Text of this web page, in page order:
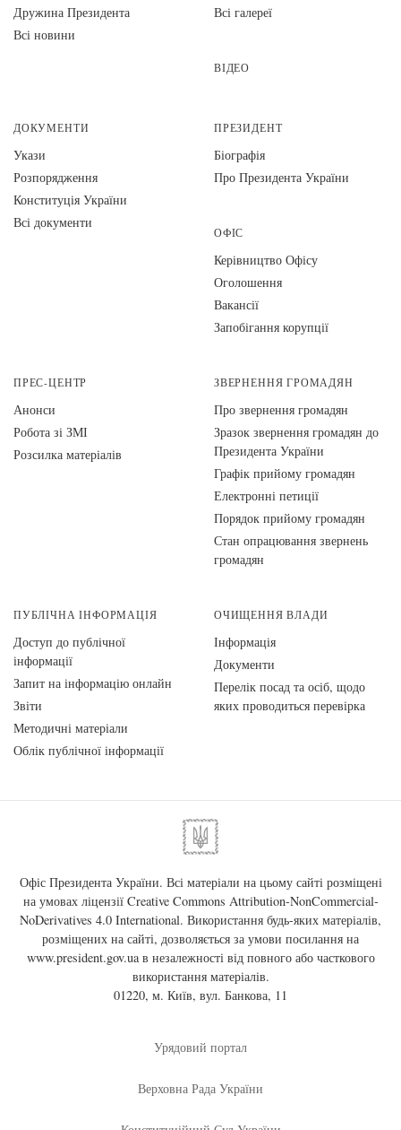
Дружина Президента
Всі новини
Всі галереї
ВІДЕО
ДОКУМЕНТИ
Укази
Розпорядження
Конституція України
Всі документи
ПРЕЗИДЕНТ
Біографія
Про Президента України
ОФІС
Керівництво Офісу
Оголошення
Вакансії
Запобігання корупції
ПРЕС-ЦЕНТР
Анонси
Робота зі ЗМІ
Розсилка матеріалів
ЗВЕРНЕННЯ ГРОМАДЯН
Про звернення громадян
Зразок звернення громадян до
Президента України
Графік прийому громадян
Електронні петиції
Порядок прийому громадян
Стан опрацювання звернень
громадян
ПУБЛІЧНА ІНФОРМАЦІЯ
Доступ до публічної
інформації
Запит на інформацію онлайн
Звіти
Методичні матеріали
Облік публічної інформації
ОЧИЩЕННЯ ВЛАДИ
Інформація
Документи
Перелік посад та осіб, щодо
яких проводиться перевірка
Офіс Президента України. Всі матеріали на цьому сайті розміщені
на умовах ліцензії Creative Commons Attribution-NonCommercial-
NoDerivatives 4.0 International. Використання будь-яких матеріалів,
розміщених на сайті, дозволяється за умови посилання на
www.president.gov.uaв незалежності від повного або часткового
використання матеріалів.
01220, м. Київ, вул. Банкова, 11
Урядовий портал
Верховна Рада України